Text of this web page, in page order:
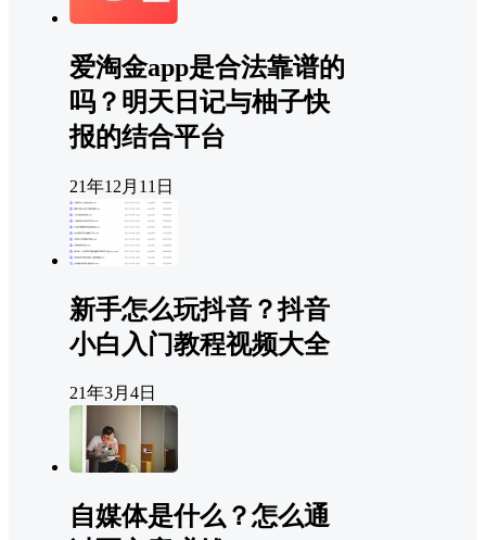
爱淘金app是合法靠谱的
吗？明天日记与柚子快
报的结合平台
21年12月11日
新手怎么玩抖音？抖音
小白入门教程视频大全
21年3月4日
自媒体是什么？怎么通